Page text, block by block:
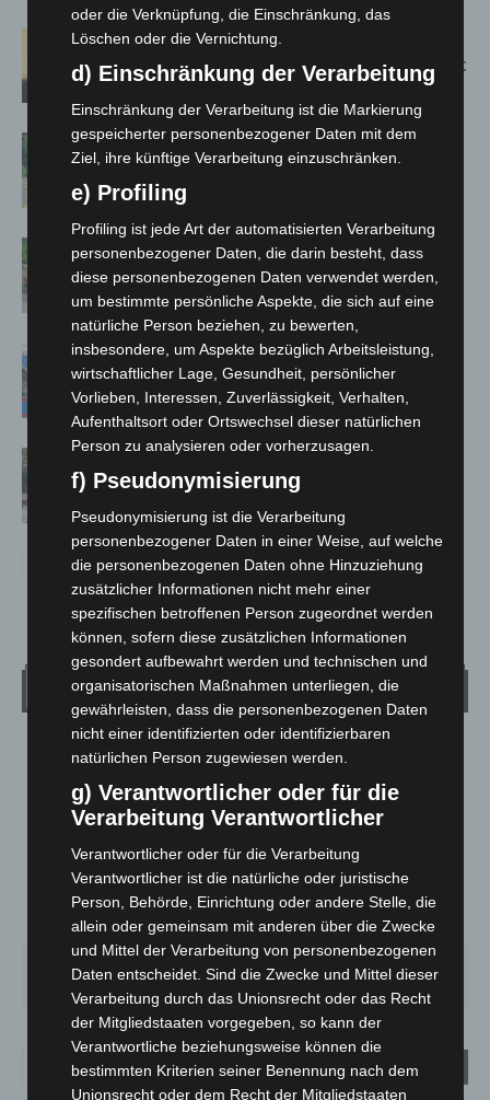
Hannover: Erste Tigermücken-
Population in Niedersachsen entdeckt
Brand im „Haus der Begegnung“ in
Neuwarmbüchen schnell eingedämmt
Region Hannover: 21 neue
Notfallsanitäter starten beim Roten
Kreuz
Mann läuft mit Hockeyschläger über
A7 – Polizei sucht Zeugen
Gasleitung bei McDonald’s-Umbau in
Langenhagen beschädigt
Wetter
LANGENHAGEN
Mäßig Bewölkt
12°C 13.3°
11°
93% 1.8m/s 38%
27° 34°
MO.
27° 23° 25°
oder die Verknüpfung, die Einschränkung, das
Löschen oder die Vernichtung.
d) Einschränkung der Verarbeitung
Einschränkung der Verarbeitung ist die Markierung
gespeicherter personenbezogener Daten mit dem
Ziel, ihre künftige Verarbeitung einzuschränken.
e) Profiling
Profiling ist jede Art der automatisierten Verarbeitung
personenbezogener Daten, die darin besteht, dass
diese personenbezogenen Daten verwendet werden,
um bestimmte persönliche Aspekte, die sich auf eine
natürliche Person beziehen, zu bewerten,
insbesondere, um Aspekte bezüglich Arbeitsleistung,
wirtschaftlicher Lage, Gesundheit, persönlicher
Vorlieben, Interessen, Zuverlässigkeit, Verhalten,
Aufenthaltsort oder Ortswechsel dieser natürlichen
Person zu analysieren oder vorherzusagen.
f) Pseudonymisierung
Pseudonymisierung ist die Verarbeitung
personenbezogener Daten in einer Weise, auf welche
die personenbezogenen Daten ohne Hinzuziehung
zusätzlicher Informationen nicht mehr einer
spezifischen betroffenen Person zugeordnet werden
können, sofern diese zusätzlichen Informationen
gesondert aufbewahrt werden und technischen und
organisatorischen Maßnahmen unterliegen, die
gewährleisten, dass die personenbezogenen Daten
nicht einer identifizierten oder identifizierbaren
natürlichen Person zugewiesen werden.
g) Verantwortlicher oder für die
Verarbeitung Verantwortlicher
Verantwortlicher oder für die Verarbeitung
Verantwortlicher ist die natürliche oder juristische
Person, Behörde, Einrichtung oder andere Stelle, die
allein oder gemeinsam mit anderen über die Zwecke
und Mittel der Verarbeitung von personenbezogenen
Daten entscheidet. Sind die Zwecke und Mittel dieser
Verarbeitung durch das Unionsrecht oder das Recht
der Mitgliedstaaten vorgegeben, so kann der
Verantwortliche beziehungsweise können die
bestimmten Kriterien seiner Benennung nach dem
Unionsrecht oder dem Recht der Mitgliedstaaten